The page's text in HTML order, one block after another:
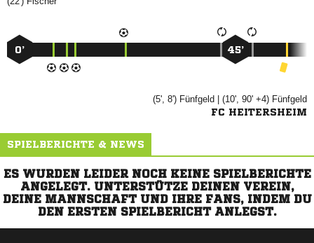
0’ 45’
(5', 8')  | (10', 90' +4) 
FC HEITERSHEIM
SPIELBERICHTE & NEWS
ES WURDEN LEIDER NOCH KEINE SPIELBERICHTE
ANGELEGT. UNTERSTÜTZE DEINEN VEREIN,
DEINE MANNSCHAFT UND IHRE FANS, INDEM DU
DEN ERSTEN SPIELBERICHT ANLEGST.